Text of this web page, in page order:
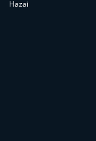
Hazai